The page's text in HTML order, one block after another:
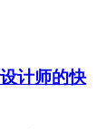
计师的快